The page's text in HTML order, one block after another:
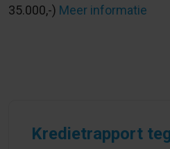
35.000,-) Meer informatie
Kredietrapport